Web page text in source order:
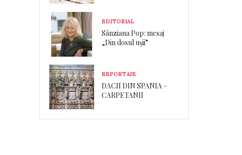
EDITORIAL
Sânziana Pop: mesaj
„Din dosul ușii”
REPORTAJE
DACII DIN SPANIA –
CARPETANII